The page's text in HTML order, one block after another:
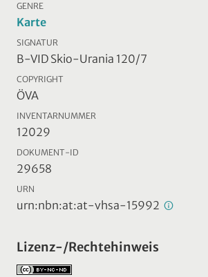
GENRE
Karte
SIGNATUR
B-VID Skio-Urania 120/7
COPYRIGHT
ÖVA
INVENTARNUMMER
12029
DOKUMENT-ID
29658
URN
urn:nbn:at:at-vhsa-15992
Lizenz-/Rechtehinweis